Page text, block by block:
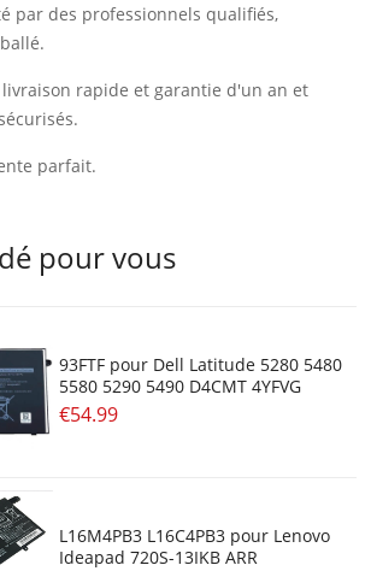
par des professionnels qualifiés,
rapide et garantie d'un an et
parfait.
pour vous
93FTF pour Dell Latitude 5280 5480
5580 5290 5490 D4CMT 4YFVG
€54.99
L16M4PB3 L16C4PB3 pour Lenovo
Ideapad 720S-13IKB ARR